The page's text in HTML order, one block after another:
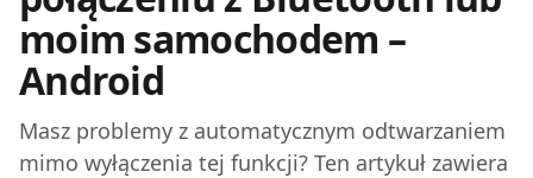
moim samochodem –
Android
Masz problemy z automatycznym odtwarzaniem
mimo wyłączenia tej funkcji? Ten artykuł zawiera